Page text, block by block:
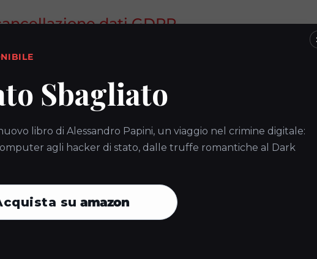
Sbagliato
libro di Alessandro Papini, un viaggio nel crimine digitale:
agli hacker di stato, dalle truffe romantiche al Dark
su amazon
dati GDPR
conforme al GDPR, è essenziale adottare strategie efficaci e ben
tutti i dati personali detenuti, identificando dove sono archiviati e chi
per la gestione e la cancellazione dei dati, assicurando che siano
software di cancellazione dati certificati che garantiscano
sulle pratiche di cancellazione dati e sull’importanza della conformità
l’efficacia dei processi di cancellazione e aggiorna le procedure in base